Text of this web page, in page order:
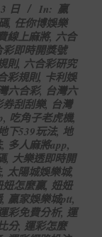
日 In: 贏
, 任你博娛樂
線上麻將, 六合
彩即時開獎號
則, 六合彩研究
彩規則, 卡利娛
六合彩, 台灣六
券刮刮樂, 台灣
, 吃角子老虎機,
下539玩法, 地
, 多人麻將app,
, 大樂透即時開
, 太陽城娛樂城,
妞怎麼贏, 妞妞
, 贏家娛樂城ptt,
彩免費分析, 運
分, 運彩怎麼